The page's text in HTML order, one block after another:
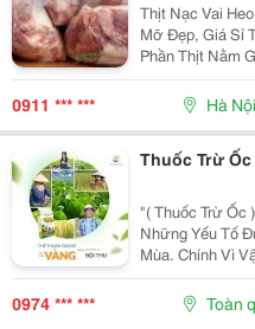
Thịt Nạc Vai
Mỡ Đẹp, Giá Sỉ Tốt Thịt Nạc Vai Heo Nhập
Phần Thịt Nằm
Săn Chắc, Tỷ
Bố Tự Nhiên .
0911 *** *** Hà Nội
Thuốc Trừ
"( Thuốc Trừ Ốc
Những Yếu Tố
Mùa. Chính Vì
Vật, Nhiều
Có Mức Giá
Nhiên, Giá...
0974 *** *** Toàn